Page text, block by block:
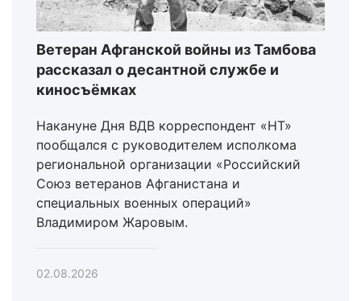
Ветеран Афганской войны из Тамбова
рассказал о десантной службе и
киносъёмках
Накануне Дня ВДВ корреспондент «НТ»
пообщался с руководителем исполкома
региональной организации «Российский
Союз ветеранов Афганистана и
специальных военных операций»
Владимиром Жаровым.
02.08.2026